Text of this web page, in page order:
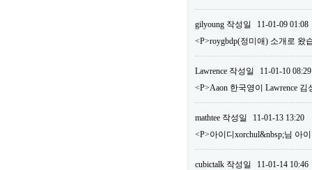
gilyoung 작성일
11-01-09 01:08
<P>roygbdp(정미애) 소개로 왔
Lawrence 작성일
11-01-10 08:29
<P>Aaon 한국영이 Lawrence
mathtee 작성일
11-01-13 13:20
<P>아이디xorchul&nbsp;님 아
cubictalk 작성일
11-01-14 10:46